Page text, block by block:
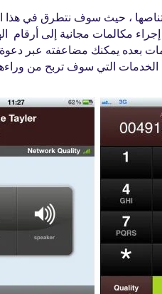
، حيث سوف نتطرق في هذا
مكالمات مجانية إلى أرقام
بعده يمكنك مضاعفته عبر
الخدمات التي سوف تربح من